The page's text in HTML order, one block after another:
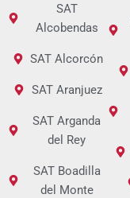
SAT
Alcobendas
SAT Alcorcón
SAT Aranjuez
SAT Arganda
del Rey
SAT Boadilla
del Monte